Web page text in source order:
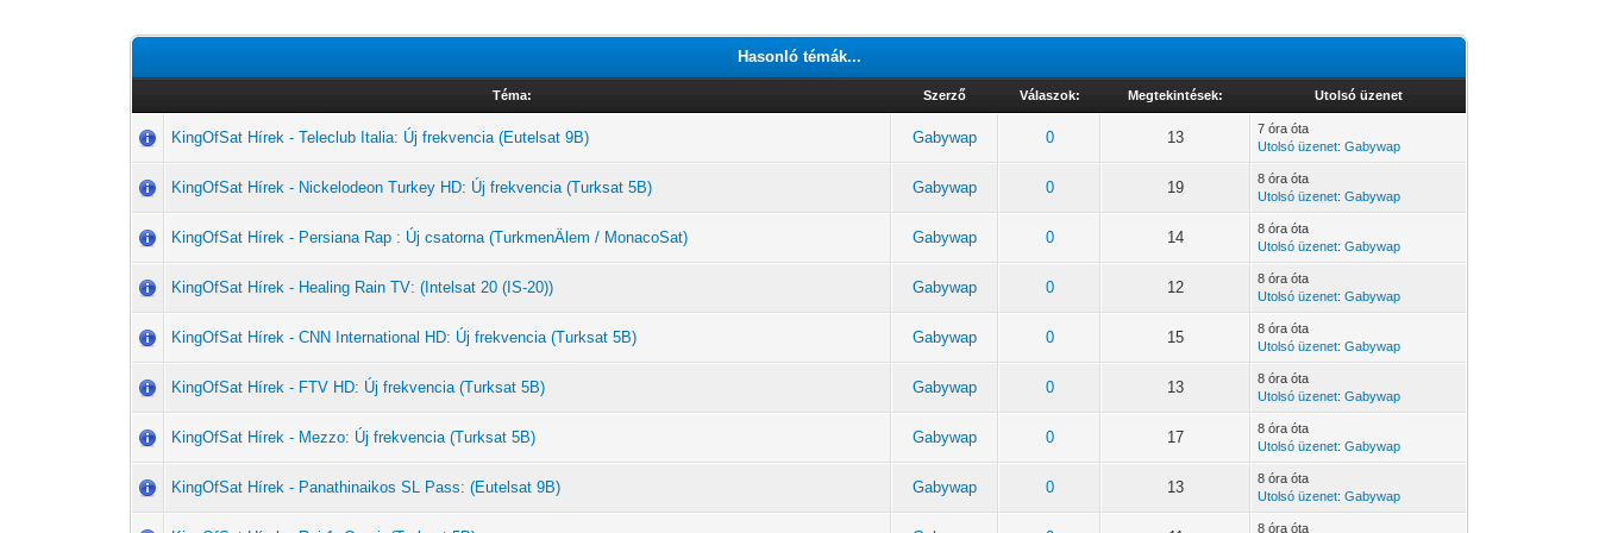
Hasonló témák...
Téma: Szerző Válaszok: Megtekintések: Utolsó üzenet
KingOfSat Hírek - Teleclub Italia: Új frekvencia (Eutelsat 9B) Gabywap 0 13
7 óra óta
Utolsó üzenet:Gabywap
KingOfSat Hírek - Nickelodeon Turkey HD: Új frekvencia (Turksat 5B) Gabywap 0 19
8 óra óta
Utolsó üzenet:Gabywap
KingOfSat Hírek - Persiana Rap : Új csatorna (TurkmenÄlem / MonacoSat) Gabywap 0 14
8 óra óta
Utolsó üzenet:Gabywap
KingOfSat Hírek - Healing Rain TV: (Intelsat 20 (IS-20)) Gabywap 0 12
8 óra óta
Utolsó üzenet:Gabywap
KingOfSat Hírek - CNN International HD: Új frekvencia (Turksat 5B) Gabywap 0 15
8 óra óta
Utolsó üzenet:Gabywap
KingOfSat Hírek - FTV HD: Új frekvencia (Turksat 5B) Gabywap 0 13
8 óra óta
Utolsó üzenet:Gabywap
KingOfSat Hírek - Mezzo: Új frekvencia (Turksat 5B) Gabywap 0 17
8 óra óta
Utolsó üzenet:Gabywap
KingOfSat Hírek - Panathinaikos SL Pass: (Eutelsat 9B) Gabywap 0 13
8 óra óta
Utolsó üzenet:Gabywap
8 óra óta